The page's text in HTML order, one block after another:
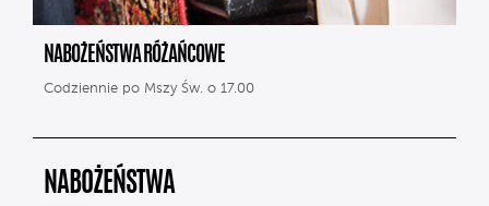
NABOŻEŃSTWA RÓŻAŃCOWE
Codziennie po Mszy Św. o 17.00
NABOŻEŃSTWA